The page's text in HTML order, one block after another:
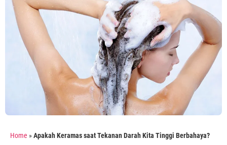
Home »Apakah Keramas saat Tekanan Darah Kita Tinggi Berbahaya?